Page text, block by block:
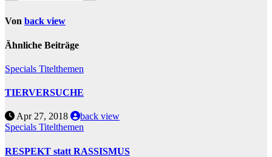
Von back view
Ähnliche Beiträge
Specials Titelthemen
TIERVERSUCHE
Apr 27, 2018
back view
Specials Titelthemen
RESPEKT statt RASSISMUS